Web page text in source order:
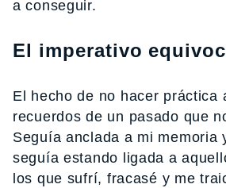
a conseguir.
El imperativo
El hecho de no hacer práctica
recuerdos de un pasado que
Seguía anclada a mi memoria
seguía estando ligada a
los que sufrí, fracasé y me